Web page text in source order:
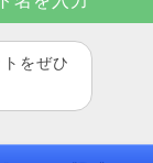
をぜひ